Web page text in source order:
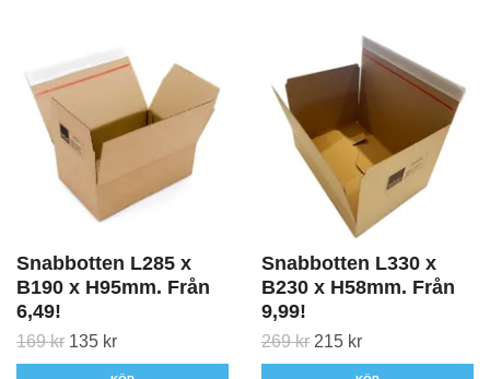
Snabbotten L285 x
B190 x H95mm. Från
6,49!
169 kr 135 kr
Snabbotten L330 x
B230 x H58mm. Från
9,99!
269 kr 215 kr